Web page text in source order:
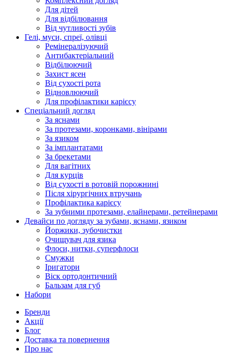
Для дітей
Для відбілювання
Від чутливості зубів
Гелі, муси, спреї, олівці
Ремінералізуючий
Антибактеріальний
Відбілюючий
Захист ясен
Від сухості рота
Відновлюючий
Для профілактики карієсу
Спеціальний догляд
За яснами
За протезами, коронками, вінірами
За язиком
За імплантатами
За брекетами
Для вагітних
Для курців
Від сухості в ротовій порожнині
Після хірургічних втручань
Профілактика карієсу
За зубними протезами, елайнерами, ретейнерами
Девайси по догляду за зубами, яснами, язиком
Йоржики, зубочистки
Очищувач для язика
Флоси, нитки, суперфлоси
Смужки
Іригатори
Віск ортодонтичний
Бальзам для губ
Набори
Бренди
Акції
Блог
Доставка та повернення
Про нас